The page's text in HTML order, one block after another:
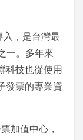
入，是台灣最
一。多年來
科技也從使用
發票的專業資
加值中心，